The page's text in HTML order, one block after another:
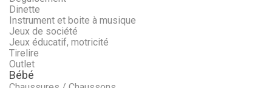
Dinette
Instrument et boite à musique
Jeux de société
Jeux éducatif, motricité
Tirelire
Outlet
Bébé